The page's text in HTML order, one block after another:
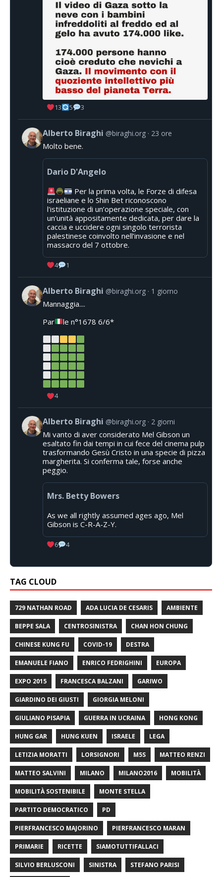
13 5 3
Alberto Biraghi @biraghi.org 23 ore
Molto bene.
Dario D'Angelo
Per la prima volta, le Forze di difesa
israeliane e lo Shin Bet riconoscono
l'istituzione di un’operazione speciale, con
un’unità appositamente dedicata, per dare la
caccia e uccidere ogni singolo terrorista
palestinese coinvolto nell’invasione e nel
massacro del 7 ottobre.
4 1
Alberto Biraghi @biraghi.org 1 giorno
Mannaggia....
Par
le n°1678 6/6*
4
Alberto Biraghi @biraghi.org 2 giorni
Mi vanto di aver considerato Mel Gibson un
esaltato fin dai tempi in cui fece del cinema pulp
trasformando Gesù Cristo in una specie di pizza
margherita. Si conferma tale, forse anche
peggio.
Mrs. Betty Bowers
As we all rightly assumed ages ago, Mel
Gibson is C-R-A-Z-Y.
6 4
TAG CLOUD
729 NATHAN ROAD ADA LUCIA DE CESARIS AMBIENTE
BEPPE SALA CENTROSINISTRA CHAN HON CHUNG
CHINESE KUNG FU COVID-19 DESTRA
EMANUELE FIANO ENRICO FEDRIGHINI EUROPA
EXPO 2015 FRANCESCA BALZANI GARIWO
GIARDINO DEI GIUSTI GIORGIA MELONI
GIULIANO PISAPIA GUERRA IN UCRAINA HONG KONG
HUNG GAR HUNG KUEN ISRAELE LEGA
LETIZIA MORATTI LORSIGNORI M5S MATTEO RENZI
MATTEO SALVINI MILANO MILANO2016 MOBILITÀ
MOBILITÀ SOSTENIBILE MONTE STELLA
PARTITO DEMOCRATICO PD
PIERFRANCESCO MAJORINO PIERFRANCESCO MARAN
PRIMARIE RICETTE SIAMOTUTTIFALLACI
SILVIO BERLUSCONI SINISTRA STEFANO PARISI